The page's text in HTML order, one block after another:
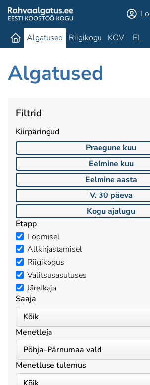
Algatused Riigikogu KOV EL
Algatused
Filtrid
Kiirpäringud
Praegune kuu
Eelmine kuu
Eelmine aasta
V. 30 päeva
Kogu ajalugu
Etapp
Loomisel
Allkirjastamisel
Riigikogus
Valitsusasutuses
Järelkaja
Saaja
Menetleja
Menetluse tulemus